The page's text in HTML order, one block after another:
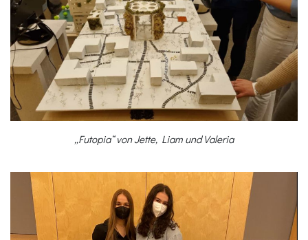
„Futopia“ von Jette, Liam und Valeria